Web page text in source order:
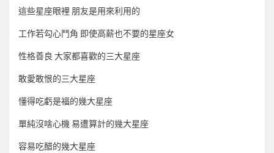
這些星座眼裡 朋友是用來利用的
工作若勾心鬥角 即使高薪也不要的星座女
性格善良 大家都喜歡的三大星座
敢愛敢恨的三大星座
懂得吃虧是福的幾大星座
單純沒啥心機 易遭算計的幾大星座
容易吃醋的幾大星座